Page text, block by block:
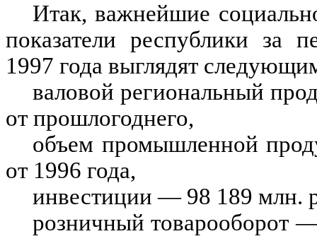
Итак, важнейшие
показатели республики за
1997 года выглядят
валовой региональный
от прошлогоднего,
объем промышленной
от 1996 года,
инвестиции — 98 189 млн.
розничный товарооборот